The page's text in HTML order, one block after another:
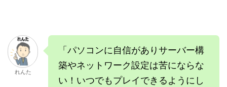
れんた
「パソコンに自信がありサーバー構
築やネットワーク設定は苦にならな
い！いつでもプレイできるようにし